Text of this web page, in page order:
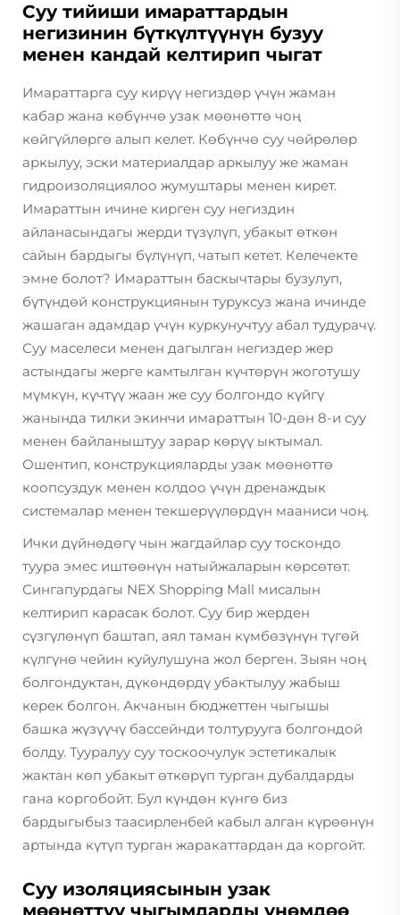
Суу тийиши имараттардын
негизинин бүткүлтүүнүн бузуу
менен кандай келтирип чыгат
Имараттарга суу кирүү негиздөр үчүн жаман
кабар жана көбүнчө узак мөөнөттө чоң
көйгүйлөргө алып келет. Көбүнчө суу чөйрөлөр
аркылуу, эски материалдар аркылуу же жаман
гидроизоляциялоо жумуштары менен кирет.
Имараттын ичине кирген суу негиздин
айланасындагы жерди түзүлүп, убакыт өткөн
сайын бардыгы бүлүнүп, чатып кетет. Келечекте
эмне болот? Имараттын баскычтары бузулуп,
бүтүндөй конструкциянын туруксуз жана ичинде
жашаган адамдар үчүн куркунучтуу абал тудурачү.
Суу маселеси менен дагылган негиздер жер
астындагы жерге камтылган күчтөрүн жоготушу
мүмкүн, күчтүү жаан же суу болгондо күйгү
жанында тилки экинчи имараттын 10-дөн 8-и суу
менен байланыштуу зарар көрүү ыктымал.
Ошентип, конструкцияларды узак мөөнөттө
коопсуздук менен колдоо үчүн дренаждык
системалар менен текшерүүлөрдүн мааниси чоң.
Ички дүйнөдөгү чын жагдайлар суу тоскондо
туура эмес иштөөнүн натыйжаларын көрсөтөт.
Сингапурдагы NEX Shopping Mall мисалын
келтирип карасак болот. Суу бир жерден
сүзгүлөнүп баштап, аял таман күмбөзүнүн түгөй
күлгүнө чейин куйулушуна жол берген. Зыян чоң
болгондуктан, дүкөндөрдү убактылуу жабыш
керек болгон. Акчанын бюджеттен чыгышы
башка жүзүүчү бассейнди толтурууга болгондой
болду. Тууралуу суу тоскоочулук эстетикалык
жактан көп убакыт өткөрүп турган дубалдарды
гана коргобойт. Бул күндөн күнгө биз
бардыгыбыз таасирленбей кабыл алган күрөөнүн
артында күтүп турган жаракаттардан да коргойт.
Суу изоляциясынын узак
мөөнөттүү чыгымдарды үнөмдөө